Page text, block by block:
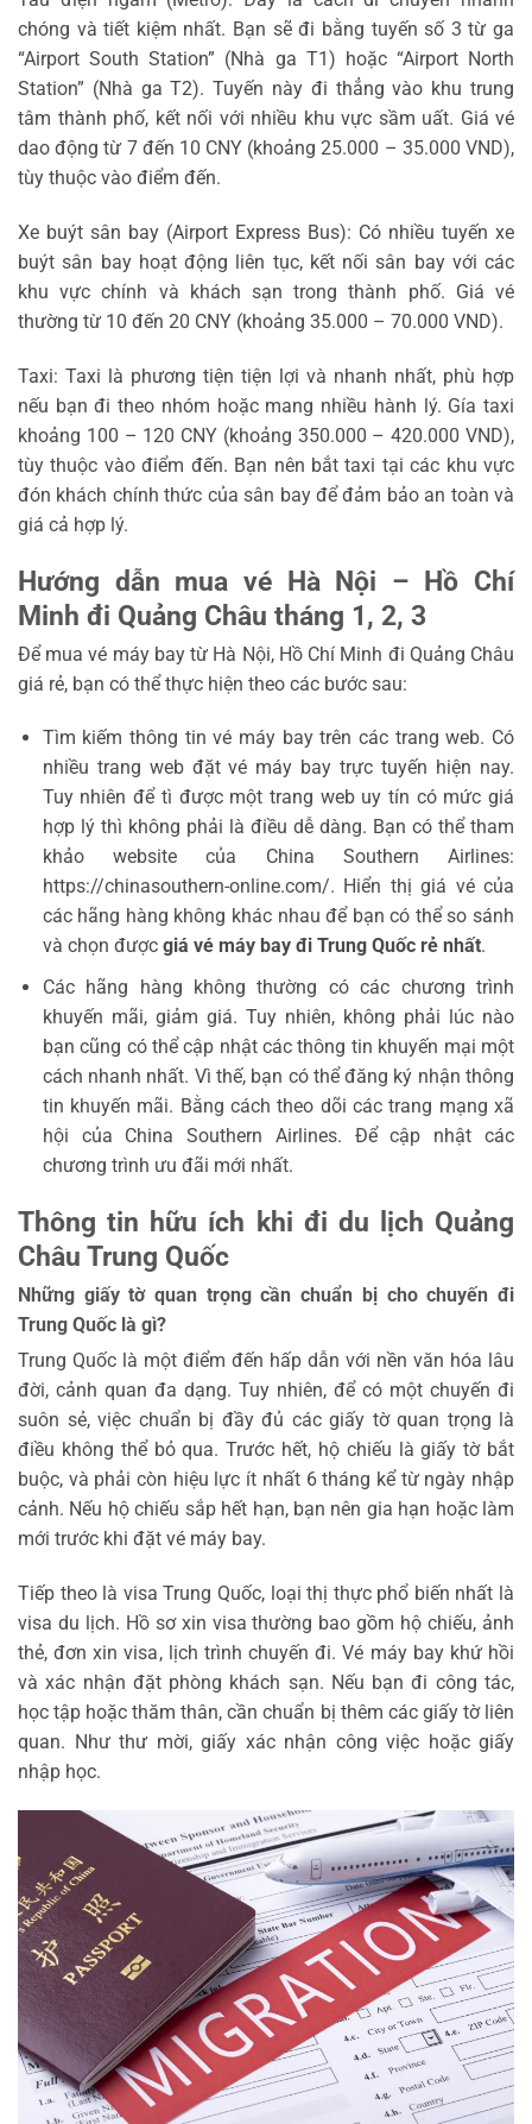
chóng và tiết kiệm nhất. Bạn sẽ đi bằng tuyến số 3 từ ga
“Airport South Station” (Nhà ga T1) hoặc “Airport North
Station” (Nhà ga T2). Tuyến này đi thẳng vào khu trung
tâm thành phố, kết nối với nhiều khu vực sầm uất. Giá vé
dao động từ 7 đến 10 CNY (khoảng 25.000 – 35.000 VND),
tùy thuộc vào điểm đến.
Xe buýt sân bay (Airport Express Bus): Có nhiều tuyến xe
buýt sân bay hoạt động liên tục, kết nối sân bay với các
khu vực chính và khách sạn trong thành phố. Giá vé
thường từ 10 đến 20 CNY (khoảng 35.000 – 70.000 VND).
Taxi: Taxi là phương tiện tiện lợi và nhanh nhất, phù hợp
nếu bạn đi theo nhóm hoặc mang nhiều hành lý. Gía taxi
khoảng 100 – 120 CNY (khoảng 350.000 – 420.000 VND),
tùy thuộc vào điểm đến. Bạn nên bắt taxi tại các khu vực
đón khách chính thức của sân bay để đảm bảo an toàn và
giá cả hợp lý.
Hướng dẫn mua vé Hà Nội – Hồ Chí
Minh đi Quảng Châu tháng 1, 2, 3
Để mua vé máy bay từ Hà Nội, Hồ Chí Minh đi Quảng Châu
giá rẻ, bạn có thể thực hiện theo các bước sau:
Tìm kiếm thông tin vé máy bay trên các trang web. Có
nhiều trang web đặt vé máy bay trực tuyến hiện nay.
Tuy nhiên để tì được một trang web uy tín có mức giá
hợp lý thì không phải là điều dễ dàng. Bạn có thể tham
khảo website của China Southern Airlines:
https://chinasouthern-online.com/. Hiển thị giá vé của
các hãng hàng không khác nhau để bạn có thể so sánh
và chọn được giá vé máy bay đi Trung Quốc rẻ nhất.
Các hãng hàng không thường có các chương trình
khuyến mãi, giảm giá. Tuy nhiên, không phải lúc nào
bạn cũng có thể cập nhật các thông tin khuyến mại một
cách nhanh nhất. Vì thế, bạn có thể đăng ký nhận thông
tin khuyến mãi. Bằng cách theo dõi các trang mạng xã
hội của China Southern Airlines. Để cập nhật các
chương trình ưu đãi mới nhất.
Thông tin hữu ích khi đi du lịch Quảng
Châu Trung Quốc
Những giấy tờ quan trọng cần chuẩn bị cho chuyến đi
Trung Quốc là gì?
Trung Quốc là một điểm đến hấp dẫn với nền văn hóa lâu
đời, cảnh quan đa dạng. Tuy nhiên, để có một chuyến đi
suôn sẻ, việc chuẩn bị đầy đủ các giấy tờ quan trọng là
điều không thể bỏ qua. Trước hết, hộ chiếu là giấy tờ bắt
buộc, và phải còn hiệu lực ít nhất 6 tháng kể từ ngày nhập
cảnh. Nếu hộ chiếu sắp hết hạn, bạn nên gia hạn hoặc làm
mới trước khi đặt vé máy bay.
Tiếp theo là visa Trung Quốc, loại thị thực phổ biến nhất là
visa du lịch. Hồ sơ xin visa thường bao gồm hộ chiếu, ảnh
thẻ, đơn xin visa, lịch trình chuyến đi. Vé máy bay khứ hồi
và xác nhận đặt phòng khách sạn. Nếu bạn đi công tác,
học tập hoặc thăm thân, cần chuẩn bị thêm các giấy tờ liên
quan. Như thư mời, giấy xác nhận công việc hoặc giấy
nhập học.